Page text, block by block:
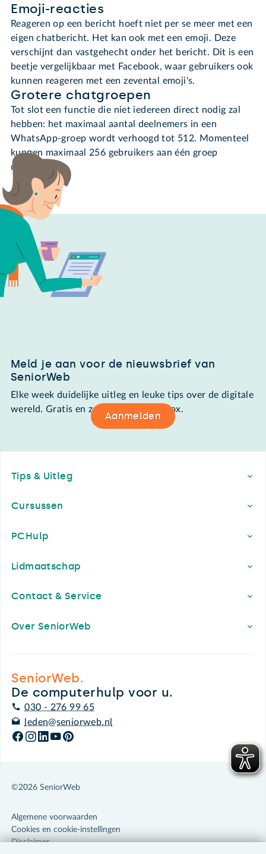
Emoji-reacties
Reageren op een bericht hoeft niet per se meer met een
eigen chatbericht. Het kan ook met een emoji. Deze
verschijnt dan vastgehecht onder het bericht. Dit is een
beetje vergelijkbaar met Facebook, waar gebruikers ook
kunnen reageren met een zevental emoji's.
Grotere chatgroepen
Tot slot een functie die niet iedereen direct nodig zal
hebben: het maximaal aantal deelnemers in een
WhatsApp-groep wordt verhoogd tot 512. Momenteel
kunnen maximaal 256 gebruikers aan één groep
deelnemen.
Meld je aan voor de nieuwsbrief van
SeniorWeb
Elke week duidelijke uitleg en leuke tips over de digitale
wereld. Gratis en zomaar in de mailbox.
Aanmelden
Tips & Uitleg
Cursussen
PCHulp
Lidmaatschap
Contact & Service
Over SeniorWeb
SeniorWeb.
De computerhulp voor u.
030 - 276 99 65
leden@seniorweb.nl
©2026 SeniorWeb
Algemene voorwaarden
Cookies en cookie-instellingen
Disclaimer